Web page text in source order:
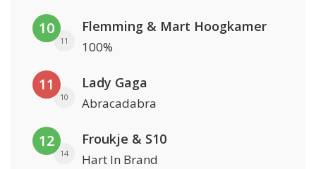
10
11
Flemming & Mart Hoogkamer
100%
11
10
Lady Gaga
Abracadabra
12
14
Froukje & S10
Hart In Brand